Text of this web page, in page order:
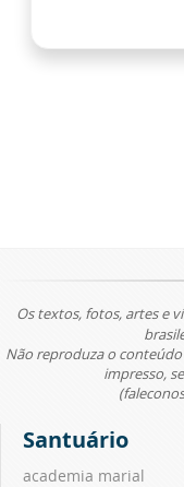
Os textos, fotos, artes e
Não reproduza o
impresso,
Santuário
academia marial